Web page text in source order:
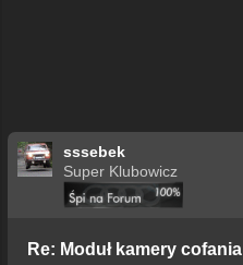
sssebek
Super Klubowicz
Re: Moduł kamery cofania